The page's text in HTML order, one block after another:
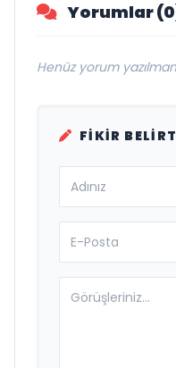
Yorumlar
Henüz yorum
FIKIR BELIRT